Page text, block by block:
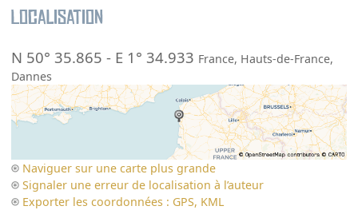
Localisation
N 50° 35.865 - E 1° 34.933 France, Hauts-de-France,
Dannes
Naviguer sur une carte plus grande
Signaler une erreur de localisation à l’auteur
Exporter les coordonnées : GPS, KML